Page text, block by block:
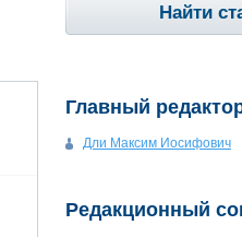
Найти
Главный
Дли Максим Иосифович
Редакционный